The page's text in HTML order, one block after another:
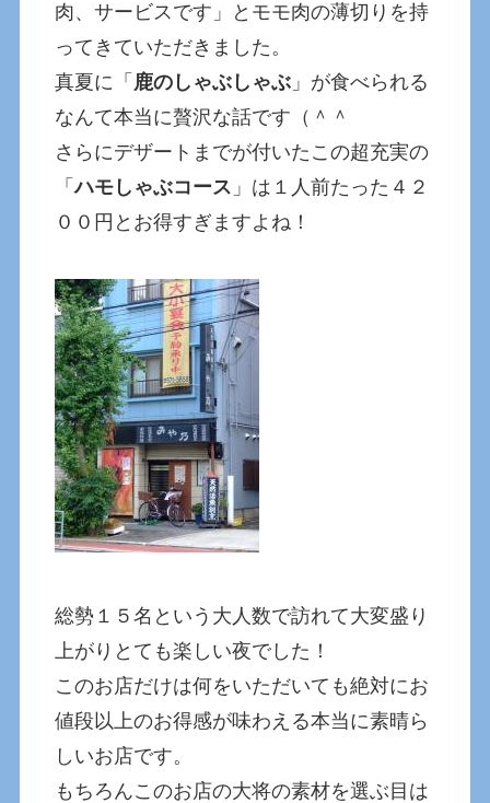
肉、サービスです」とモモ肉の薄切りを持
ってきていただきました。
真夏に「 鹿のしゃぶしゃぶ 」が食べられる
なんて本当に贅沢な話です（＾＾
さらにデザートまでが付いたこの超充実の
「ハモしゃぶコース 」は１人前たった４２
００円とお得すぎますよね！
総勢１５名という大人数で訪れて大変盛り
上がりとても楽しい夜でした！
このお店だけは何をいただいても絶対にお
値段以上のお得感が味わえる本当に素晴ら
しいお店です。
もちろんこのお店の大将の素材を選ぶ目は